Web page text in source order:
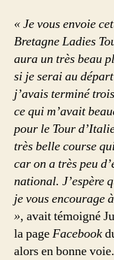
« Je vous envoie
Bretagne Ladies
aura un très beau
si je serai au
j’avais terminé
ce qui m’avait
pour le Tour
très belle course
car on a très peu
national. J’espère
je vous encourage
», avait témoigné
la pageFacebook
alors en bonne